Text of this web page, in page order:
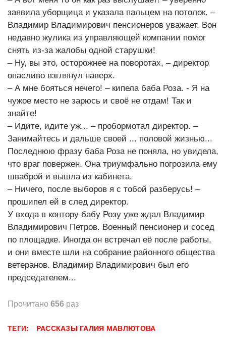
заявила уборщица и указала пальцем на потолок. –
Владимир Владимирович пенсионеров уважает. Вон
недавно жулика из управляющей компании помог
снять из-за жалобы одной старушки!
– Ну, вы это, осторожнее на поворотах, – директор
опасливо взглянул наверх.
– А мне бояться нечего! – кипела баба Роза. - Я на
чужое место не зарюсь и своё не отдам! Так и
знайте!
– Идите, идите уж... – пробормотал директор. –
Занимайтесь и дальше своей ... половой жизнью...
Последнюю фразу баба Роза не поняла, но увидела,
что враг повержен. Она триумфально погрозила ему
шваброй и вышла из кабинета.
– Ничего, после выборов я с тобой разберусь! –
прошипел ей в след директор.
У входа в контору бабу Розу уже ждал Владимир
Владимирович Петров. Военный пенсионер и сосед
по площадке. Иногда он встречал её после работы,
и они вместе шли на собрание районного общества
ветеранов. Владимир Владимирович был его
председателем...
Прочитано 656 раз
ТЕГИ: РАССКАЗЫ ГАЛИЯ МАВЛЮТОВА